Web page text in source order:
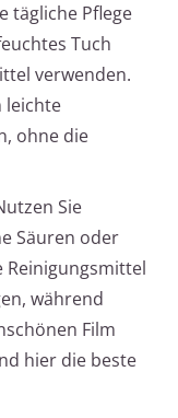
tägliche Pflege
Tuch
verwenden.
leichte
ohne die
Sie
Säuren oder
Reinigungsmittel
während
Film
hier die beste